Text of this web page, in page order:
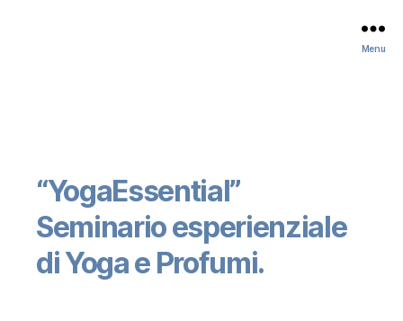
Menu
“YogaEssential”
Seminario esperienziale
di Yoga e Profumi.